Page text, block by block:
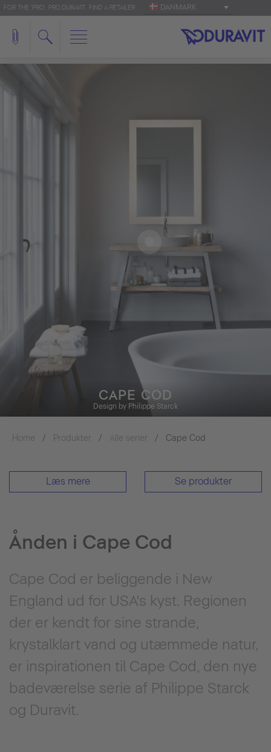
FOR THE 'PRO': PRO.DURAVIT FIND A RETAILER DANMARK
CAPE COD
Design by Philippe Starck
Home Produkter Alle serier Cape Cod
Læs mere Se produkter
Ånden i Cape Cod
Cape Cod er beliggende i New
England ud for USA's kyst. Regionen
der er kendt for sine strande,
krystalklart vand og utæmmede natur,
er inspirationen til Cape Cod, den nye
badeværelse serie af Philippe Starck
og Duravit.